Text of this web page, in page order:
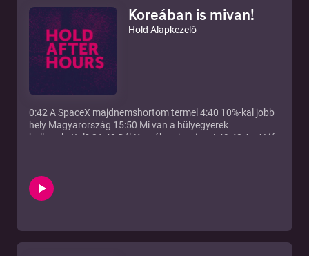
Koreában is mivan!
Hold Alapkezelő
0:42 A SpaceX majdnemshortom termel 4:40 10%-kal jobb
hely Magyarország 15:50 Mi van a hülyegyerek
bullmarkettel? 36:40 Dél-Koreában is mivan! 49:40 Az AI jó